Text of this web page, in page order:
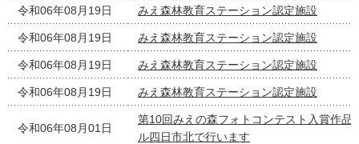
令和06年08月19日 みえ森林教育ステーション認定施設
令和06年08月19日 みえ森林教育ステーション認定施設
令和06年08月19日 みえ森林教育ステーション認定施設
令和06年08月19日 みえ森林教育ステーション認定施設
令和06年08月01日
第10回みえの森フォトコンテスト入賞作品
ル四日市北で行います